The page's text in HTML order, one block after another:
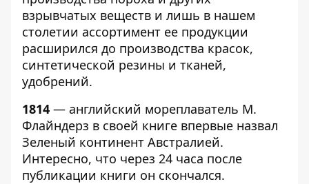
взрывчатых веществ и лишь в нашем
столетии ассортимент ее продукции
расширился до производства красок,
синтетической резины и тканей,
удобрений.
1814 — английский мореплаватель М.
Флайндерз в своей книге впервые назвал
Зеленый континент Австралией.
Интересно, что через 24 часа после
публикации книги он скончался.